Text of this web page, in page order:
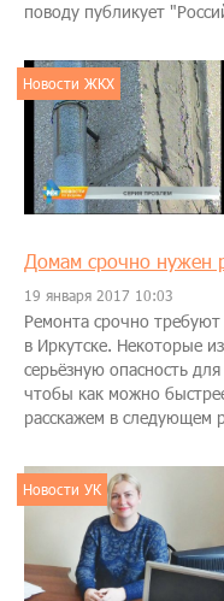
поводу публикует
Новости ЖКХ
Домам срочно нужен
19 января 2017 10:03
Ремонта срочно
в Иркутске. Некоторые
серьёзную опасность
чтобы как можно
расскажем в следующем
Новости УК